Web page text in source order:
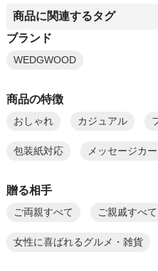
商品に関連するタグ
ブランド
WEDGWOOD
商品の特徴
おしゃれ カジュアル
包装紙対応 メッセージカ
贈る相手
ご両親すべて ご親戚すべて
女性に喜ばれるグルメ・雑貨